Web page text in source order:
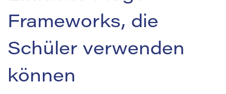
Frameworks, die
Schüler verwenden
können